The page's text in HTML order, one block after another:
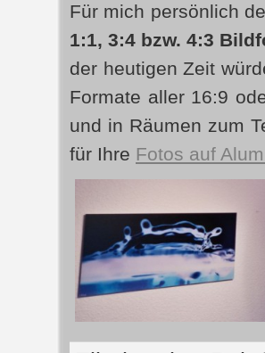
Für mich persönlich
1:1, 3:4 bzw. 4:3
der heutigen Zeit
Formate aller 16:9
und in Räumen zum
für Ihre Fotos auf